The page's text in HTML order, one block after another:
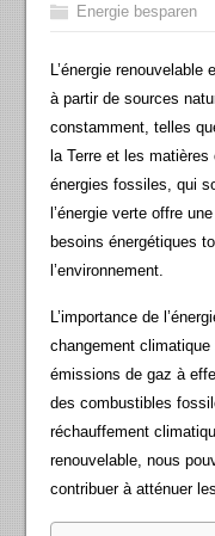
Energie besparen
L’énergie renouvelable
à partir de sources
constamment, telles
la Terre et les matières
énergies fossiles, qui
l’énergie verte offre
besoins énergétiques
l’environnement.
L’importance de
changement
émissions de gaz à
des combustibles
réchauffement
renouvelable, nous
contribuer à atténuer